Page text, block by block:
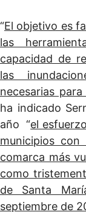
“El objetivo es
las
capacidad de
las
necesarias
ha indicado
año “el
municipios
comarca más
como
de Santa
septiembre de